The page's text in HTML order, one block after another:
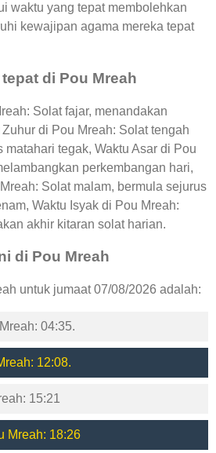
waktu yang tepat membolehkan
kewajipan agama mereka tepat
di Pou Mreah
Solat fajar, menandakan
di Pou Mreah: Solat tengah
matahari tegak, Waktu Asar di Pou
perkembangan hari,
Solat malam, bermula sejurus
Waktu Isyak di Pou Mreah:
akhir kitaran solat harian.
di Pou Mreah
untuk jumaat 07/08/2026 adalah:
04:35.
12:08.
15:21
Mreah: 18:26